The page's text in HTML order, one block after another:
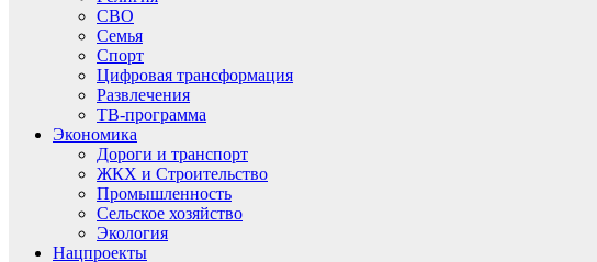
СВО
Семья
Спорт
Цифровая трансформация
Развлечения
ТВ-программа
Экономика
Дороги и транспорт
ЖКХ и Строительство
Промышленность
Сельское хозяйство
Экология
Нацпроекты